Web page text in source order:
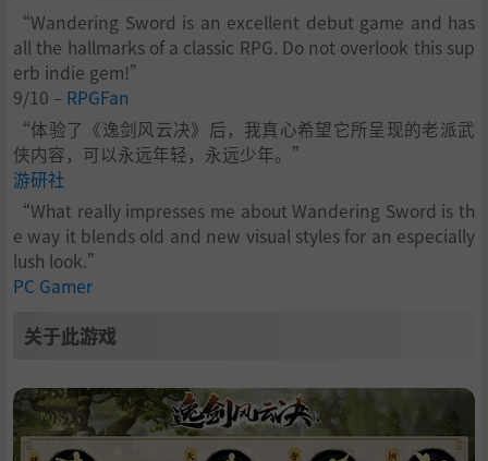
“Wandering Sword is an excellent debut game and has
all the hallmarks of a classic RPG. Do not overlook this sup
erb indie gem!”
9/10 – RPGFan
“体验了《逸剑风云决》后，我真心希望它所呈现的老派武
侠内容，可以永远年轻，永远少年。”
游研社
“What really impresses me about Wandering Sword is th
e way it blends old and new visual styles for an especially
lush look.”
PC Gamer
关于此游戏